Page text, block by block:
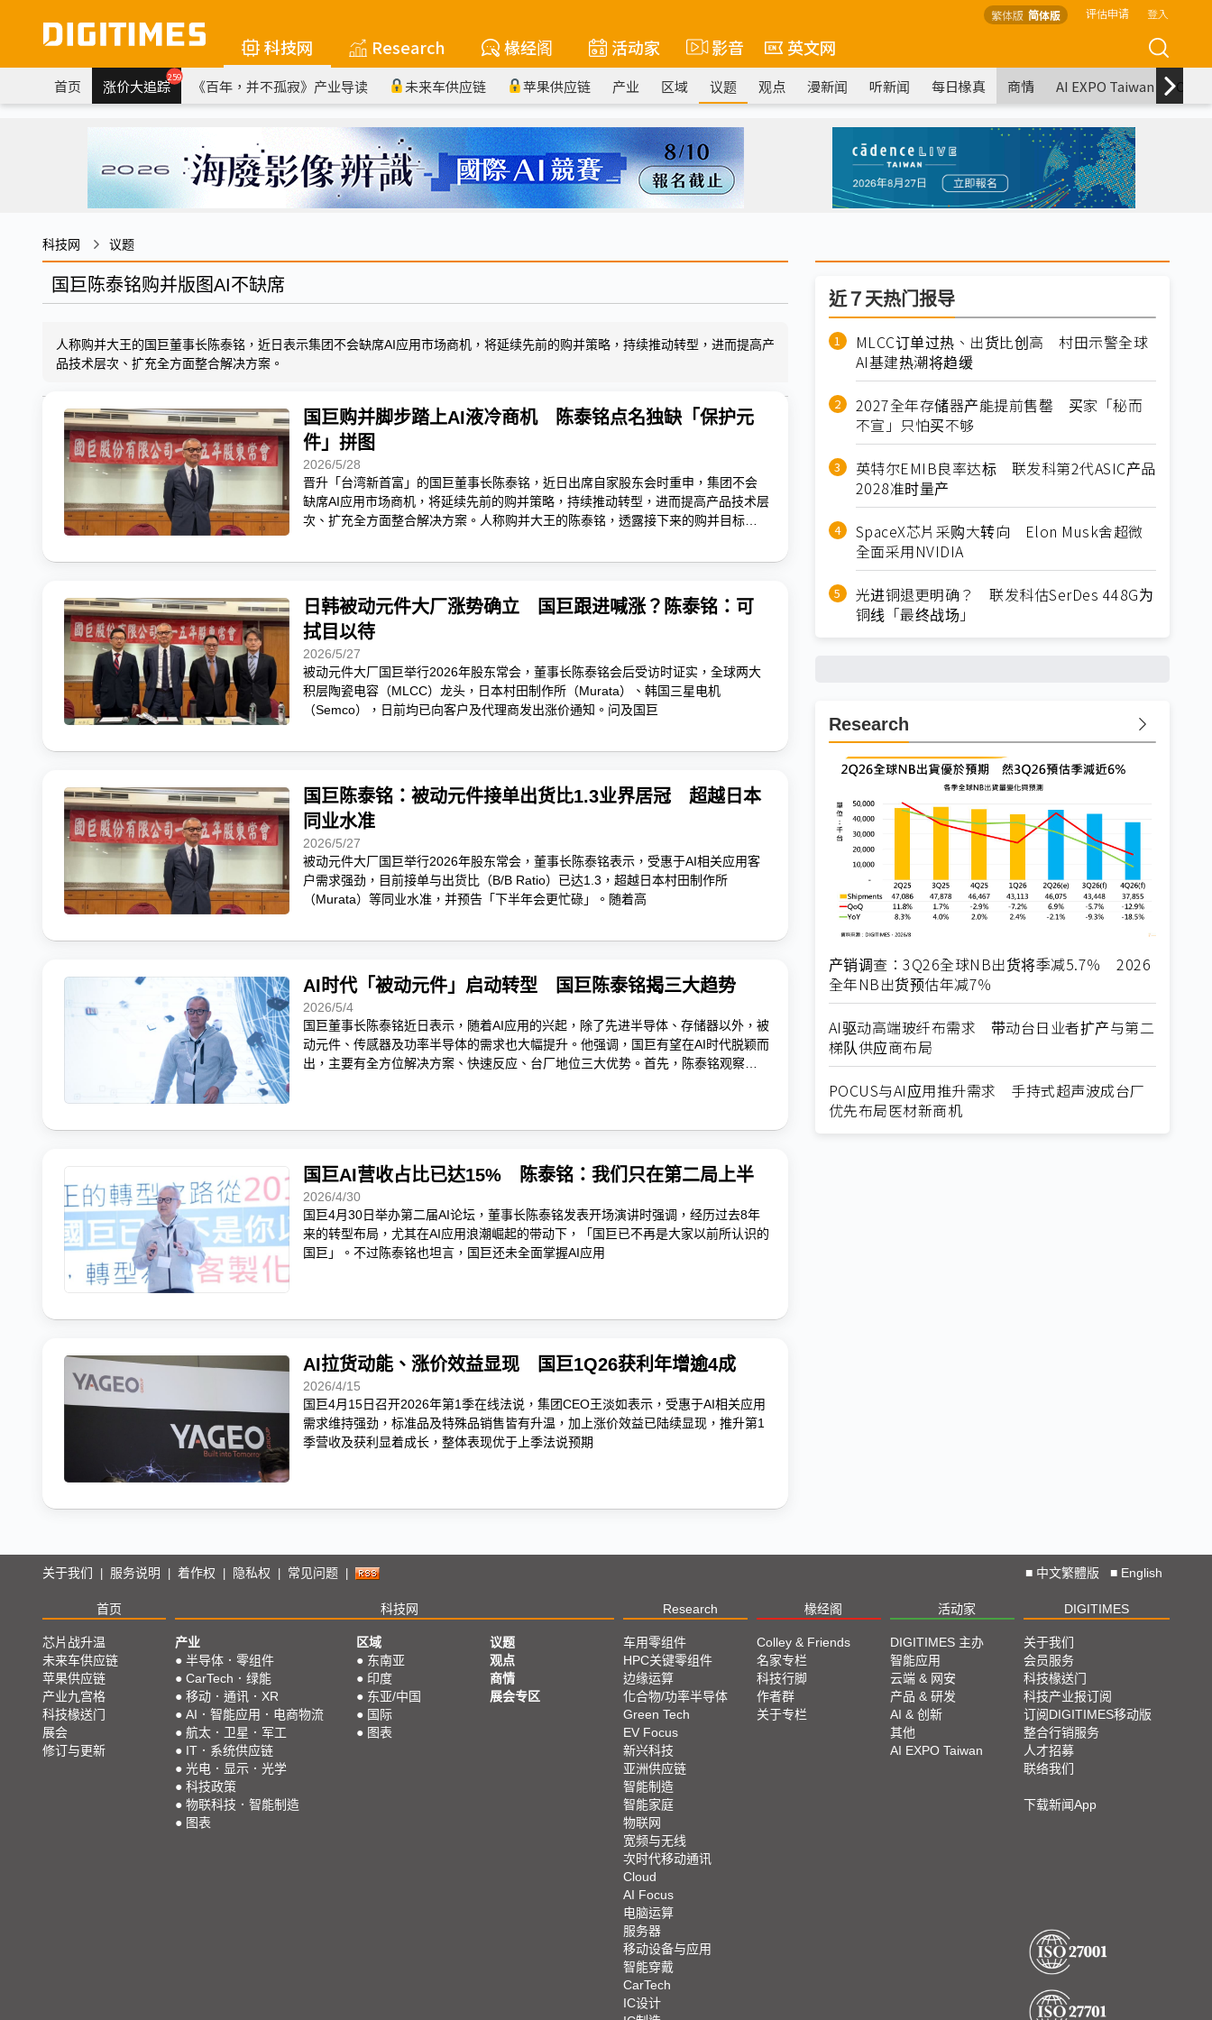
繁体版 简体版 评估申请 登入
科技网 Research 椽经阁 活动家 影音 英文网
首页 涨价大追踪259 《百年，并不孤寂》产业导读 未来车供应链 苹果供应链 产业 区域 议题 观点 漫新闻 听新闻 每日椽真 商情 AI EXPO Taiwan
科技网 议题
国巨陈泰铭购并版图AI不缺席
人称购并大王的国巨董事长陈泰铭，近日表示集团不会缺席AI应用市场商机，将延续先前的购并策略，持续推动转型，进而提高产
品技术层次、扩充全方面整合解决方案。
国巨购并脚步踏上AI液冷商机 陈泰铭点名独缺「保护元
件」拼图
2026/5/28
晋升「台湾新首富」的国巨董事长陈泰铭，近日出席自家股东会时重申，集团不会
缺席AI应用市场商机，将延续先前的购并策略，持续推动转型，进而提高产品技术层
次、扩充全方面整合解决方案。人称购并大王的陈泰铭，透露接下来的购并目标将
日韩被动元件大厂涨势确立 国巨跟进喊涨？陈泰铭：可
拭目以待
2026/5/27
被动元件大厂国巨举行2026年股东常会，董事长陈泰铭会后受访时证实，全球两大
积层陶瓷电容（MLCC）龙头，日本村田制作所（Murata）、韩国三星电机
（Semco），日前均已向客户及代理商发出涨价通知。问及国巨
国巨陈泰铭：被动元件接单出货比1.3业界居冠 超越日本
同业水准
2026/5/27
被动元件大厂国巨举行2026年股东常会，董事长陈泰铭表示，受惠于AI相关应用客
户需求强劲，目前接单与出货比（B/B Ratio）已达1.3，超越日本村田制作所
（Murata）等同业水准，并预告「下半年会更忙碌」。随着高
AI时代「被动元件」启动转型 国巨陈泰铭揭三大趋势
2026/5/4
国巨董事长陈泰铭近日表示，随着AI应用的兴起，除了先进半导体、存储器以外，被
动元件、传感器及功率半导体的需求也大幅提升。他强调，国巨有望在AI时代脱颖而
出，主要有全方位解决方案、快速反应、台厂地位三大优势。首先，陈泰铭观察，
国巨AI营收占比已达15% 陈泰铭：我们只在第二局上半
2026/4/30
国巨4月30日举办第二届AI论坛，董事长陈泰铭发表开场演讲时强调，经历过去8年
来的转型布局，尤其在AI应用浪潮崛起的带动下，「国巨已不再是大家以前所认识的
国巨」。不过陈泰铭也坦言，国巨还未全面掌握AI应用
AI拉货动能、涨价效益显现 国巨1Q26获利年增逾4成
2026/4/15
国巨4月15日召开2026年第1季在线法说，集团CEO王淡如表示，受惠于AI相关应用
需求维持强劲，标准品及特殊品销售皆有升温，加上涨价效益已陆续显现，推升第1
季营收及获利显着成长，整体表现优于上季法说预期
近７天热门报导
MLCC订单过热、出货比创高 村田示警全球
AI基建热潮将趋缓
2027全年存储器产能提前售罄 买家「秘而
不宣」只怕买不够
英特尔EMIB良率达标 联发科第2代ASIC产品
2028准时量产
SpaceX芯片采购大转向 Elon Musk舍超微
全面采用NVIDIA
光进铜退更明确？ 联发科估SerDes 448G为
铜线「最终战场」
Research
产销调查：3Q26全球NB出货将季减5.7％ 2026
全年NB出货预估年减7％
AI驱动高端玻纤布需求 带动台日业者扩产与第二
梯队供应商布局
POCUS与AI应用推升需求 手持式超声波成台厂
优先布局医材新商机
关于我们 服务说明 着作权 隐私权 常见问题 ■ 中文繁體版 ■ English
首页 科技网 Research 椽经阁 活动家 DIGITIMES
芯片战升温
未来车供应链
苹果供应链
产业九宫格
科技椽送门
展会
修订与更新
产业
● 半导体．零组件
● CarTech．绿能
● 移动．通讯．XR
● AI．智能应用．电商物流
● 航太．卫星．军工
● IT．系统供应链
● 光电．显示．光学
● 科技政策
● 物联科技．智能制造
● 图表
区域
● 东南亚
● 印度
● 东亚/中国
● 国际
● 图表
议题
观点
商情
展会专区
车用零组件
HPC关键零组件
边缘运算
化合物/功率半导体
Green Tech
EV Focus
新兴科技
亚洲供应链
智能制造
智能家庭
物联网
宽频与无线
次时代移动通讯
Cloud
AI Focus
电脑运算
服务器
移动设备与应用
智能穿戴
CarTech
IC设计
Colley & Friends
名家专栏
科技行脚
作者群
关于专栏
DIGITIMES 主办
智能应用
云端 & 网安
产品 & 研发
AI & 创新
其他
AI EXPO Taiwan
关于我们
会员服务
科技椽送门
科技产业报订阅
订阅DIGITIMES移动版
整合行销服务
人才招募
联络我们
下载新闻App